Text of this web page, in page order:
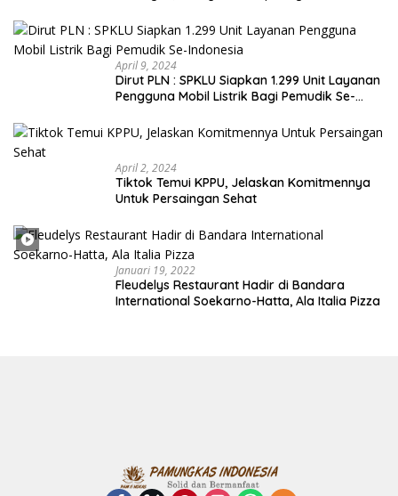
Pengawasan
April 9, 2024
Dirut PLN : SPKLU Siapkan 1.299 Unit Layanan
Pengguna Mobil Listrik Bagi Pemudik Se-
April 2, 2024
Tiktok Temui KPPU, Jelaskan Komitmennya
Untuk Persaingan Sehat
Januari 19, 2022
Fleudelys Restaurant Hadir di Bandara
International Soekarno-Hatta, Ala Italia Pizza